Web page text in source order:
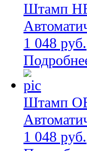
Штамп
1 048 руб.
Штамп
1 048 руб.